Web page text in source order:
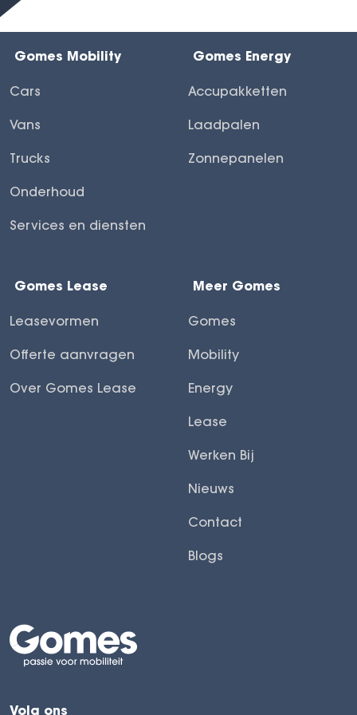
Gomes Mobility
Cars
Vans
Trucks
Onderhoud
Services en diensten
Gomes Energy
Accupakketten
Laadpalen
Zonnepanelen
Gomes Lease
Leasevormen
Offerte aanvragen
Over Gomes Lease
Meer Gomes
Gomes
Mobility
Energy
Lease
Werken Bij
Nieuws
Contact
Blogs
Volg ons